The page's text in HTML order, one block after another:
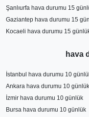
Şanlıurfa hava durumu 15
Gaziantep hava durumu 15
Kocaeli hava durumu 15
hava
İstanbul hava durumu 10
Ankara hava durumu 10 günlük
İzmir hava durumu 10 günlük
Bursa hava durumu 10 günlük